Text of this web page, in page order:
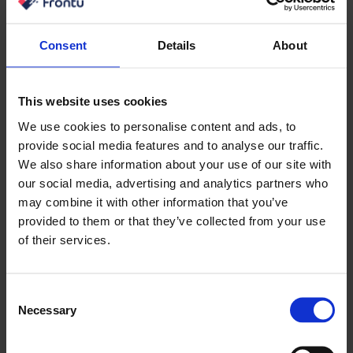
Consent Details About
This website uses cookies
We use cookies to personalise content and ads, to
provide social media features and to analyse our traffic.
We also share information about your use of our site with
our social media, advertising and analytics partners who
may combine it with other information that you’ve
provided to them or that they’ve collected from your use
of their services.
Selection
Necessary
Learn more
Horizon ERP
Συγχρονισμός εργασιών και περιουσιακών
στοιχείων με το Horizon ERP
Learn more